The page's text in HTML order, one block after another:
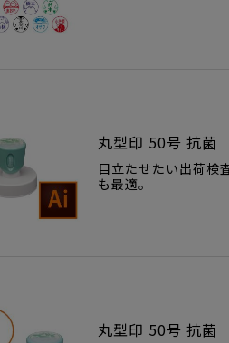
丸型印 50号 抗菌
目立たせたい出荷検
も最適。
丸型印 50号 抗菌